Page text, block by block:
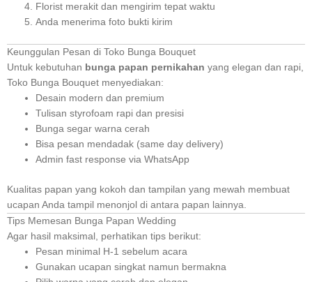
Florist merakit dan mengirim tepat waktu
Anda menerima foto bukti kirim
Keunggulan Pesan di Toko Bunga Bouquet
Untuk kebutuhan bunga papan pernikahan yang elegan dan rapi,
Toko Bunga Bouquet menyediakan:
Desain modern dan premium
Tulisan styrofoam rapi dan presisi
Bunga segar warna cerah
Bisa pesan mendadak (same day delivery)
Admin fast response via WhatsApp
Kualitas papan yang kokoh dan tampilan yang mewah membuat
ucapan Anda tampil menonjol di antara papan lainnya.
Tips Memesan Bunga Papan Wedding
Agar hasil maksimal, perhatikan tips berikut:
Pesan minimal H-1 sebelum acara
Gunakan ucapan singkat namun bermakna